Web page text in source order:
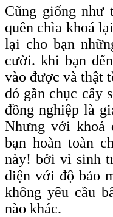
Cũng giống như
quên chìa khoá
lại cho bạn
cười. khi bạn
vào được và thật
đó gần chục cây
đồng nghiệp là
Nhưng với khoá
bạn hoàn toàn
này! bởi vì sinh
diện với độ bảo
không yêu cầu
nào khác.